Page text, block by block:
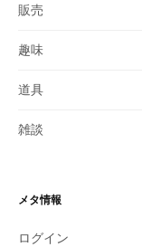
販売
趣味
道具
雑談
メタ情報
ログイン